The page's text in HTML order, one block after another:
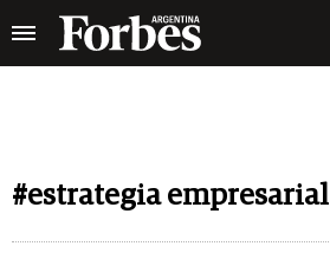
#estrategia empresarial